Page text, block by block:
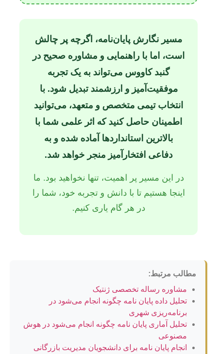
مسیر نگارش پایان‌نامه، اگرچه پر چالش
است، اما با راهنمایی و مشاوره صحیح در
گنبد کاووس می‌تواند به یک تجربه
موفقیت‌آمیز و ارزشمند تبدیل شود. با
انتخاب تیمی متخصص و متعهد، می‌توانید
اطمینان حاصل کنید که اثر علمی شما با
بالاترین استانداردها آماده شده و به
دفاعی افتخارآمیز منجر خواهد شد.
در این مسیر پر اهمیت، تنها نخواهید بود. ما
اینجا هستیم تا با دانش و تجربه خود، شما را
در هر گام یاری کنیم.
مطالب مرتبط:
مشاوره رساله تخصصی ژنتیک
تحلیل داده پایان نامه چگونه انجام می‌شود در
برنامه‌ریزی شهری
تحلیل آماری پایان نامه چگونه انجام می‌شود در هوش
مصنوعی
انجام پایان نامه برای دانشجویان مدیریت بازرگانی